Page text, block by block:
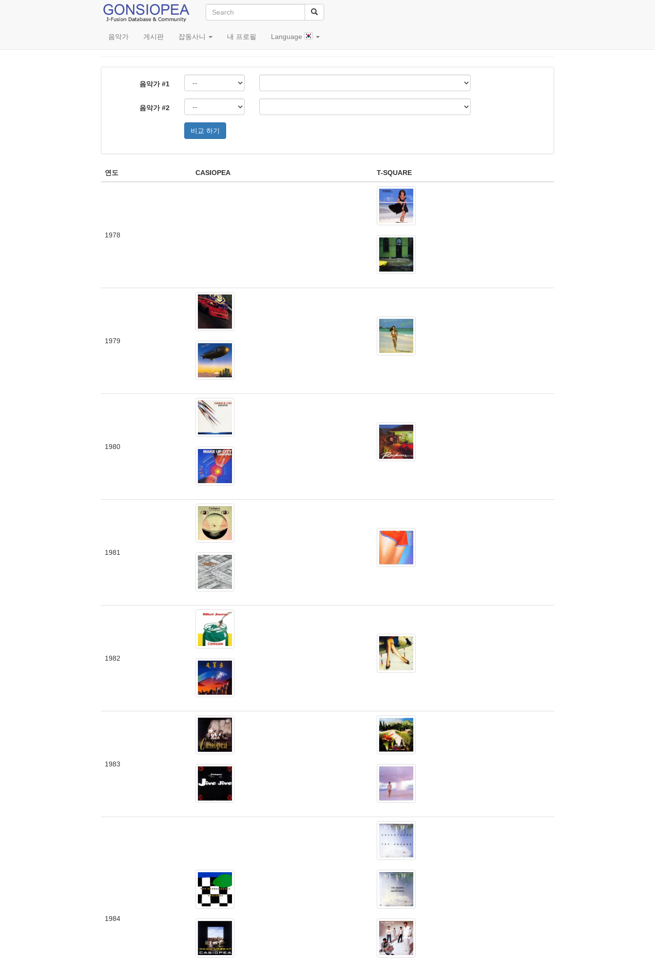
음악가 게시판 잡동사니 내 프로필 Language
앨범 발매시점 비교
음악가 #1
음악가 #2
연도 CASIOPEA T-SQUARE
1978
1979
1980
1981
1982
1983
1984